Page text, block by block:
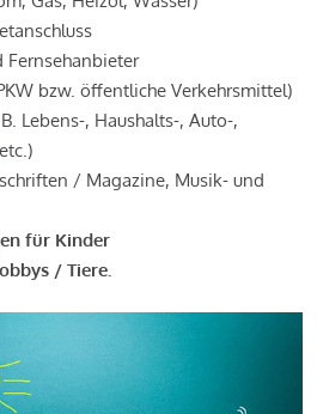
Fernsehanbieter
bzw. öffentliche Verkehrsmittel)
Lebens-, Haushalts-, Auto-,
etc.)
/ Magazine, Musik- und
für Kinder
/ Tiere.